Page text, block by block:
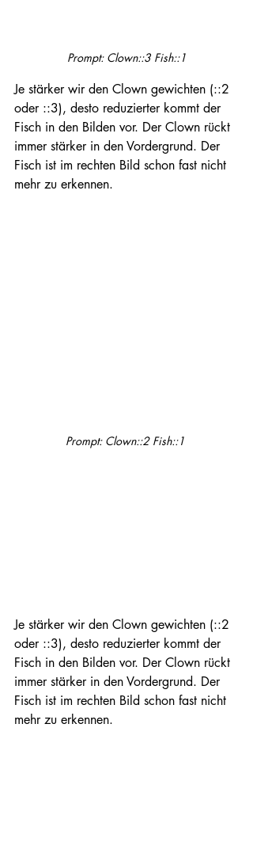
Prompt: Clown::3 Fish::1
Je stärker wir den Clown gewichten (::2
oder ::3), desto reduzierter kommt der
Fisch in den Bilden vor. Der Clown rückt
immer stärker in den Vordergrund. Der
Fisch ist im rechten Bild schon fast nicht
mehr zu erkennen.
Prompt: Clown::2 Fish::1
Je stärker wir den Clown gewichten (::2
oder ::3), desto reduzierter kommt der
Fisch in den Bilden vor. Der Clown rückt
immer stärker in den Vordergrund. Der
Fisch ist im rechten Bild schon fast nicht
mehr zu erkennen.